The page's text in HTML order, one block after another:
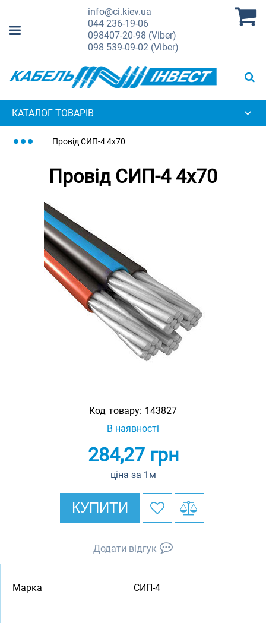
info@ci.kiev.ua
044236-19-06
098407-20-98 (Viber)
098 539-09-02 (Viber)
КАТАЛОГ ТОВАРІВ
Провід СИП-4 4х70
Провід СИП-4 4х70
Код товару: 143827
В наявності
284,27грн
ціна за 1м
КУПИТИ
Додати відгук
Марка СИП-4